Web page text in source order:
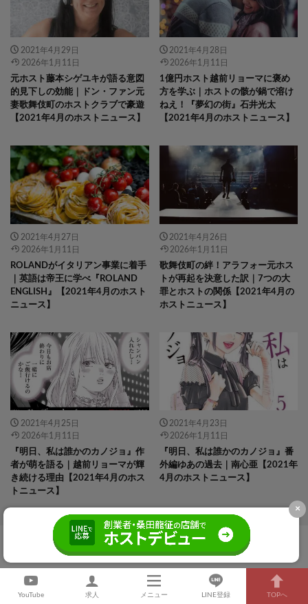
2021年4月29日
2026年1月11日
元ホスト藤本シゲユキが語る意図
的見下しの効能｜ドン・ファン元
妻歌舞伎町のホストクラブで豪遊
【2021年4月のホストニュース】
2021年4月28日
2026年1月11日
1億円ホスト越前リョーマに褒め
方を学ぶ｜ホストの骸が鍋で溶け
ねえ！『夢幻の街』石井光太
【2021年4月のホストニュース】
2021年4月27日
2026年1月11日
ROLANDがイタリアン事業に着手
｜英語は帝王に学べ『ROLAND
ENGLISH』【2021年4月のホスト
ニュース】
2021年4月26日
2026年1月11日
歌舞伎町の絆！アラフォー元ホス
トが再起を決意した訳｜7つの大
罪とホストの関係【2021年4月の
ホストニュース】
2021年4月25日
2026年1月11日
『明日、私は誰かのカノジョ』作
者が萌を語る｜越前リョーマが輝
き続ける理由【2021年4月のホス
トニュース】
2021年4月23日
2026年1月11日
『明日、私は誰かのカノジョ』番
外編ゆあの過去｜南心亜【2021年
4月のホストニュース】
ホストになりたい人は、こちらから詳細を見る！
×
YouTube 求人 メニュー LINE登録 TOPへ